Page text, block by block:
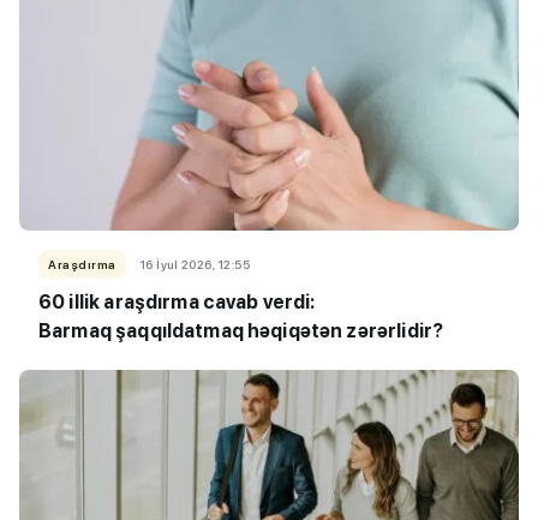
Araşdırma 16 İyul 2026, 12:55
60 illik araşdırma cavab verdi:
Barmaq şaqqıldatmaq həqiqətən zərərlidir?